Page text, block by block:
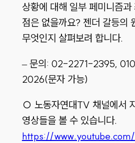
상황에 대해 일부 페미니즘
점은 없을까요? 젠더 갈등의
무엇인지 살펴보려 합니다.
– 문의: 02-2271-2395,
2026(문자 가능)
○ 노동자연대TV 채널에서
영상들을 볼 수 있습니다.
https://